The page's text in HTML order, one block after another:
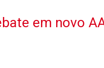
em novo